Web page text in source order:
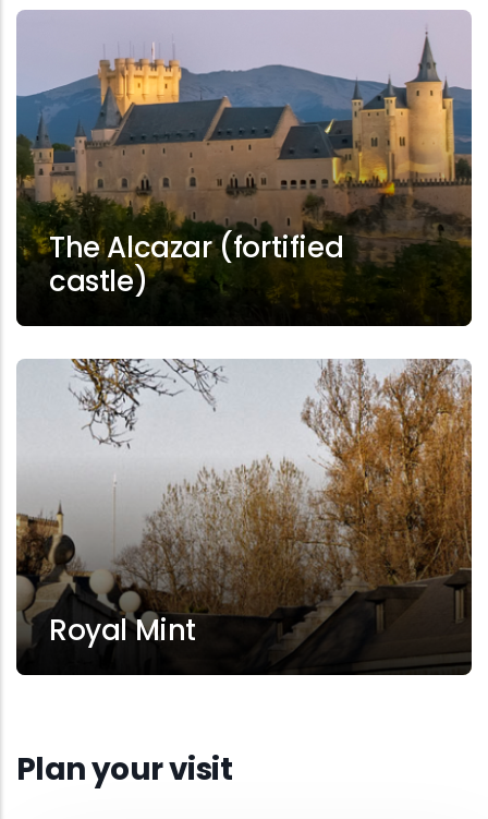
The Alcazar (fortified
castle)
Royal Mint
Plan your visit